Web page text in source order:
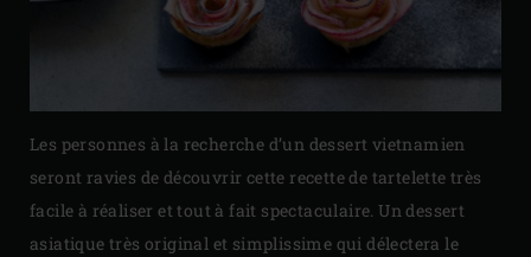
Les personnes à la recherche d’un dessert vietnamien
seront ravies de découvrir cette recette de tartelette très
facile à réaliser et tout à fait spectaculaire. Un dessert
asiatique très original et simplissime qui délectera le